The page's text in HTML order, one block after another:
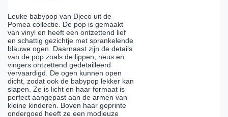
Leuke babypop van Djeco uit de
Pomea collectie. De pop is gemaakt
van vinyl en heeft een ontzettend lief
en schattig gezichtje met sprankelende
blauwe ogen. Daarnaast zijn de details
van de pop zoals de lippen, neus en
vingers ontzettend gedetailleerd
vervaardigd. De ogen kunnen open
dicht, zodat ook de babypop lekker kan
slapen. Ze is licht en haar formaat is
perfect aangepast aan de armen van
kleine kinderen. Boven haar geprinte
ondergoed heeft ze een modieuze